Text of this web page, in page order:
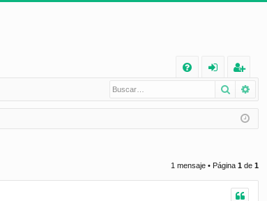
Q
nt
ifi
eg
ist
ra
Buscar
1 mensaje • Página 1 de 1